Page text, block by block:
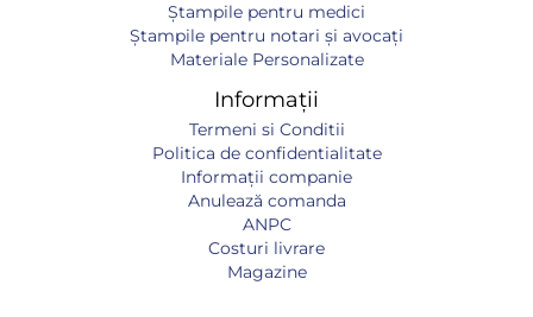
Ștampile pentru medici
Ștampile pentru notari și avocați
Materiale Personalizate
Informații
Termeni si Conditii
Politica de confidentialitate
Informaţii companie
Anulează comanda
ANPC
Costuri livrare
Magazine